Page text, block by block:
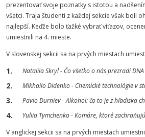
prezentovať svoje poznatky s istotou a
všetci. Traja študenti z každej sekcie však boli
najlepší. Keďže bolo ťažké vybrať víťazov,
umiestnili na 4. mieste.
V slovenskej sekcii sa na prvých miestach
Nataliia Skryl - Čo všetko o nás prezradí DNA
Mikhailo Didenko - Chemické technológie v
Pavlo Durniev - Alkohol: čo to je z hľadiska
Yuliia Tymchenko - Komáre, ktoré
V anglickej sekcii sa na prvých miestach